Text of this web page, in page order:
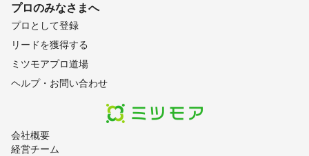
会社概要
経営チーム
プロのみなさまへ
プロとして登録
リードを獲得する
ミツモアプロ道場
ヘルプ・お問い合わせ